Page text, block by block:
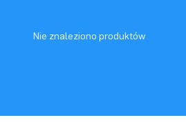
Nie znaleziono produktów